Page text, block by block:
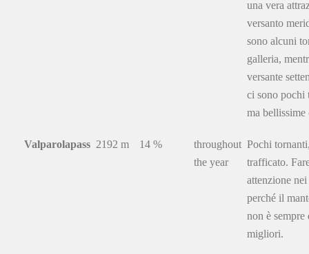
una vera
versanto
sono alcuni
galleria,
versante
ci sono pochi
ma bellissime
Valparolapass 2192 m 14 %
throughout
the year
Pochi
trafficato.
attenzione
perché il
non è sempre
migliori.